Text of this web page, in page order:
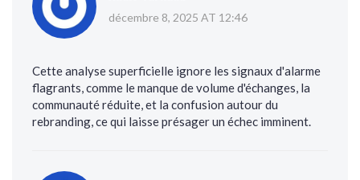
décembre 8, 2025 AT 12:46
Cette analyse superficielle ignore les signaux d'alarme
flagrants, comme le manque de volume d'échanges, la
communauté réduite, et la confusion autour du
rebranding, ce qui laisse présager un échec imminent.